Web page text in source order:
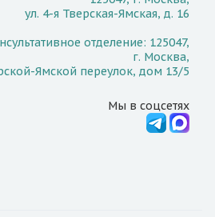
ул. 4-я Тверская-Ямская, д. 16
отделение: 125047,
г. Москва,
Ямской переулок, дом 13/5
Мы в соцсетях